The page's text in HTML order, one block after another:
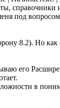
справочники
под
8.2). Но
его
в